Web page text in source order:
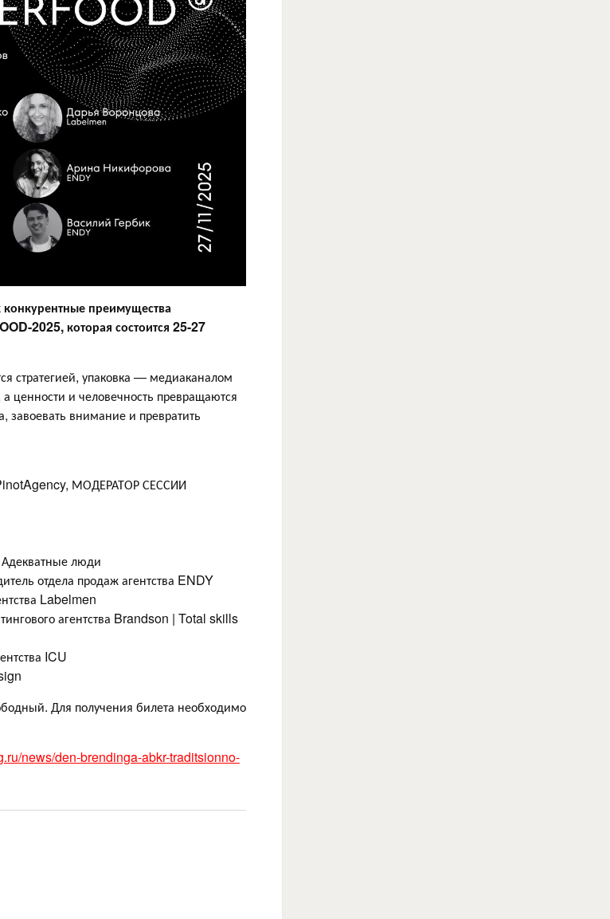
преимущества
2025, которая состоится 25-27
стратегией, упаковка — медиаканалом
ценности и человечность превращаются
завоевать внимание и превратить
МОДЕРАТОР СЕССИИ
Адекватные люди
отдела продаж агентства ENDY
Labelmen
агентства Brandson | Total skills
ICU
Для получения билета необходимо
news/den-brendinga-abkr-traditsionno-